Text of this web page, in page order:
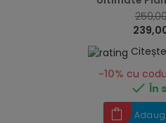
-10% cu
 În